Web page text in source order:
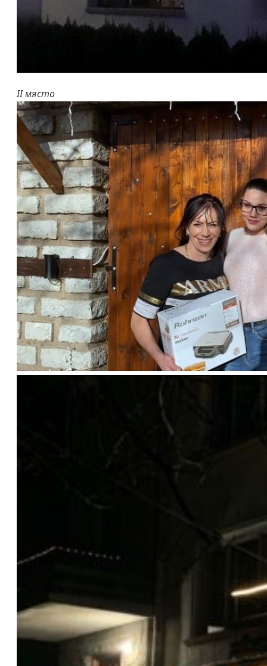
II място